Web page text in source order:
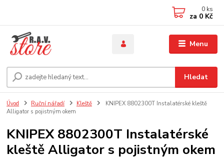
Menu
Hledat
0 ks
za 0 Kč
Úvod Ruční nářadí Kleště
KNIPEX 8802300T Instalatérské kleště
Alligator s pojistným okem
KNIPEX 8802300T Instalatérské
kleště Alligator s pojistným okem